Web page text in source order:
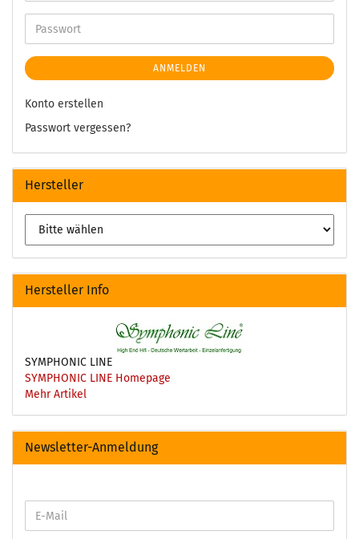
ANMELDEN
Konto erstellen
Passwort vergessen?
Hersteller
Hersteller Info
SYMPHONIC LINE
SYMPHONIC LINE Homepage
Mehr Artikel
Newsletter-Anmeldung